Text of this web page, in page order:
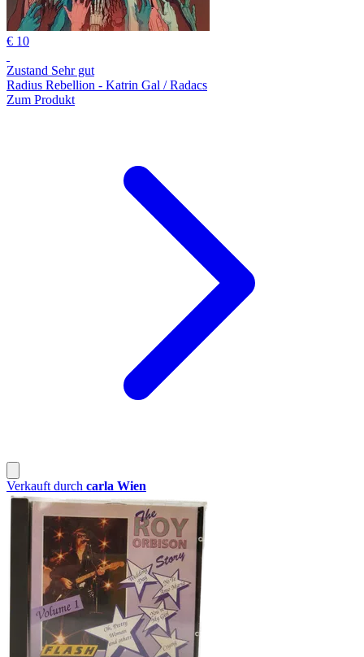
€ 10
Zustand Sehr gut
Radius Rebellion - Katrin Gal / Radacs
Zum Produkt
Verkauft durch carla Wien